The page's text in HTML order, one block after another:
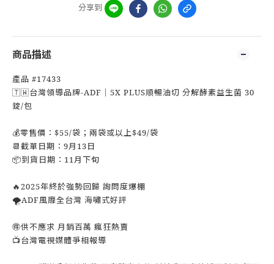
分享到
商品描述
產品 #17433
🇹🇼台灣領導品牌-ADF｜5X PLUS順暢油切 分解酵素益生菌 30
錠/包
💰零售價：$55/袋；兩袋或以上$49/袋
📆截單日期：9月13日
📦到貨日期：11月下旬
🔥2025年終於強勢回歸 詢問度爆棚
🌪️ADF風靡全台灣 海嘯式好評
🉐供不應求 月銷百萬 瘋狂熱賣
📺台灣電視媒體爭相報導